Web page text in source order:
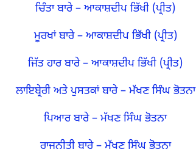
ਚਿੰਤਾ ਬਾਰੇ – ਆਕਾਸ਼ਦੀਪ ਭਿੱਖੀ (ਪ੍ਰੀਤ)
ਮੂਰਖਾਂ ਬਾਰੇ – ਆਕਾਸ਼ਦੀਪ ਭਿੱਖੀ (ਪ੍ਰੀਤ)
ਜਿੱਤ ਹਾਰ ਬਾਰੇ – ਆਕਾਸ਼ਦੀਪ ਭਿੱਖੀ (ਪ੍ਰੀਤ)
ਲਾਇਬ੍ਰੇਰੀ ਅਤੇ ਪੁਸਤਕਾਂ ਬਾਰੇ – ਮੱਖਣ ਸਿੰਘ ਭੋਤਨਾ
ਪਿਆਰ ਬਾਰੇ – ਮੱਖਣ ਸਿੰਘ ਭੋਤਨਾ
ਰਾਜਨੀਤੀ ਬਾਰੇ – ਮੱਖਣ ਸਿੰਘ ਭੋਤਨਾ